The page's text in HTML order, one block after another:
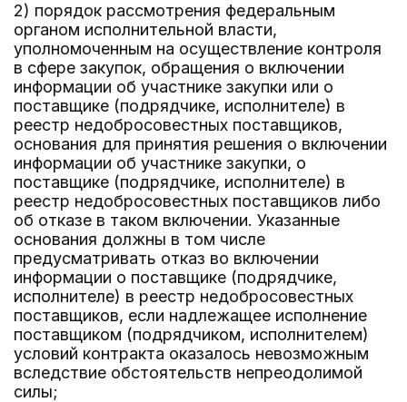
2) порядок рассмотрения федеральным
органом исполнительной власти,
уполномоченным на осуществление контроля
в сфере закупок, обращения о включении
информации об участнике закупки или о
поставщике (подрядчике, исполнителе) в
реестр недобросовестных поставщиков,
основания для принятия решения о включении
информации об участнике закупки, о
поставщике (подрядчике, исполнителе) в
реестр недобросовестных поставщиков либо
об отказе в таком включении. Указанные
основания должны в том числе
предусматривать отказ во включении
информации о поставщике (подрядчике,
исполнителе) в реестр недобросовестных
поставщиков, если надлежащее исполнение
поставщиком (подрядчиком, исполнителем)
условий контракта оказалось невозможным
вследствие обстоятельств непреодолимой
силы;